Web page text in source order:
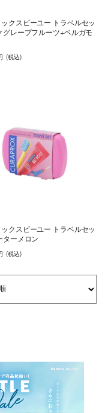
クスビーユー トラベルセッ
グレープフルーツ+ベルガモ
(税込)
クスビーユー トラベルセッ
ターメロン
(税込)